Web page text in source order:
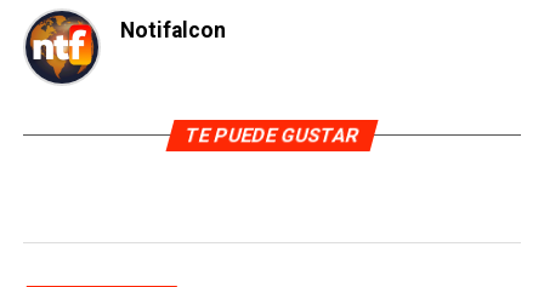
Notifalcon
TE PUEDE GUSTAR